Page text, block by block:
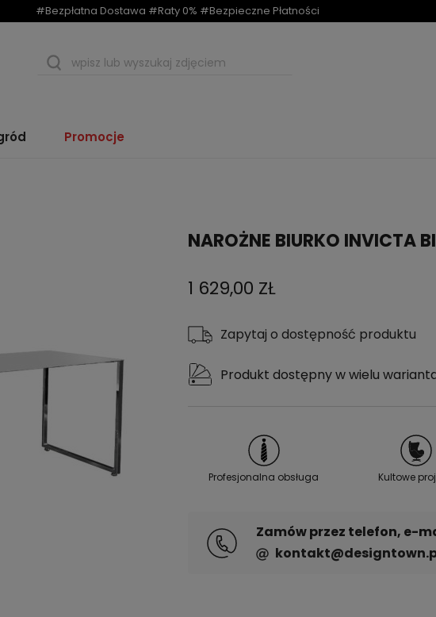
#Bezpłatna Dostawa #Raty 0% #Bezpieczne Płatności
Promocje
NAROŻNE BIURKO INVICTA
1 629,00 ZŁ
Zapytaj o dostępność produktu
Produkt dostępny w wielu
Profesjonalna obsługa Kultowe
Zamów przez telefon, e-